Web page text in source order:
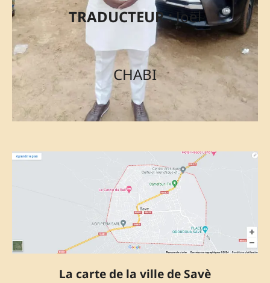
TRADUCTEUR :Joël
CHABI
La carte de la ville de Savè